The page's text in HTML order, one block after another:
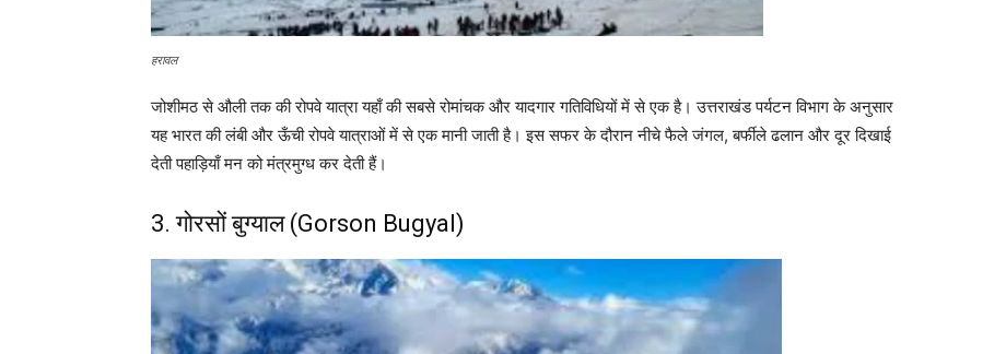
हरावल
जोशीमठ से औली तक की रोपवे यात्रा यहाँ की सबसे रोमांचक और यादगार गतिविधियों में से एक है। उत्तराखंड पर्यटन विभाग के अनुसार
यह भारत की लंबी और ऊँची रोपवे यात्राओं में से एक मानी जाती है। इस सफर के दौरान नीचे फैले जंगल, बर्फीले ढलान और दूर दिखाई
देती पहाड़ियाँ मन को मंत्रमुग्ध कर देती हैं।
3. गोरसों बुग्याल (Gorson Bugyal)